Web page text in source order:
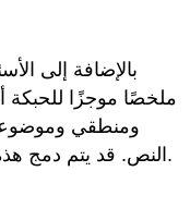
بالإضافة إلى
ملخصًا موجزًا للحبكة
ومنطقي
النص. قد يتم دمج هذه المعلومات في المقدمة أو قد تتبعها.